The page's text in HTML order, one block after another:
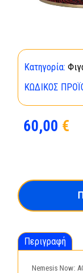
Κατηγορία:
ΚΩΔΙΚΌΣ
60,00 €
Περιγραφή
Nemesis Now: